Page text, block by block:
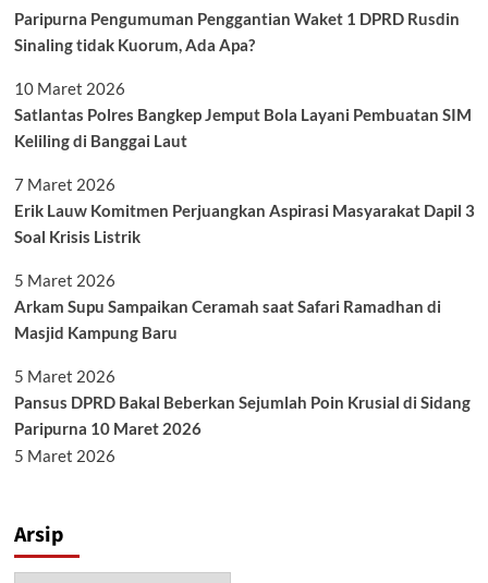
Paripurna Pengumuman Penggantian Waket 1 DPRD Rusdin
Sinaling tidak Kuorum, Ada Apa?
10 Maret 2026
Satlantas Polres Bangkep Jemput Bola Layani Pembuatan SIM
Keliling di Banggai Laut
7 Maret 2026
Erik Lauw Komitmen Perjuangkan Aspirasi Masyarakat Dapil 3
Soal Krisis Listrik
5 Maret 2026
Arkam Supu Sampaikan Ceramah saat Safari Ramadhan di
Masjid Kampung Baru
5 Maret 2026
Pansus DPRD Bakal Beberkan Sejumlah Poin Krusial di Sidang
Paripurna 10 Maret 2026
5 Maret 2026
Arsip